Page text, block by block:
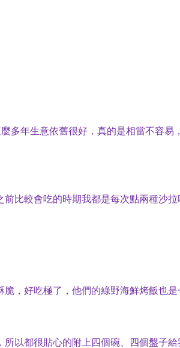
多年生意依舊很好，真的是相當不容易
比較會吃的時期我都是每次點兩種沙
，好吃極了，他們的綠野海鮮烤飯也
以都很貼心的附上四個碗、四個盤子